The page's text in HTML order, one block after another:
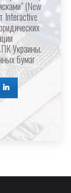
(New
Interactive
Украины.
бумаг